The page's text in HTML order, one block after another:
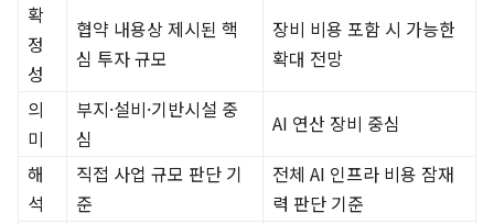
확
정
성
협약 내용상 제시된 핵
심 투자 규모
장비 비용 포함 시 가능한
확대 전망
의
미
부지·설비·기반시설 중
심
AI 연산 장비 중심
해
석
직접 사업 규모 판단 기
준
전체 AI 인프라 비용 잠재
력 판단 기준